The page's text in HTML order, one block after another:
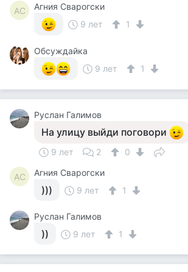
АС
Агния Сварогски
9 лет
1
Обсуждайка
9 лет
1
Руслан Галимов
На улицу выйди поговори
9 лет 2 0
АС Агния Сварогски
))) 9 лет 1
Руслан Галимов
)) 9 лет 1